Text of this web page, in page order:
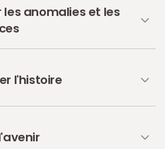
les anomalies et les
l'histoire